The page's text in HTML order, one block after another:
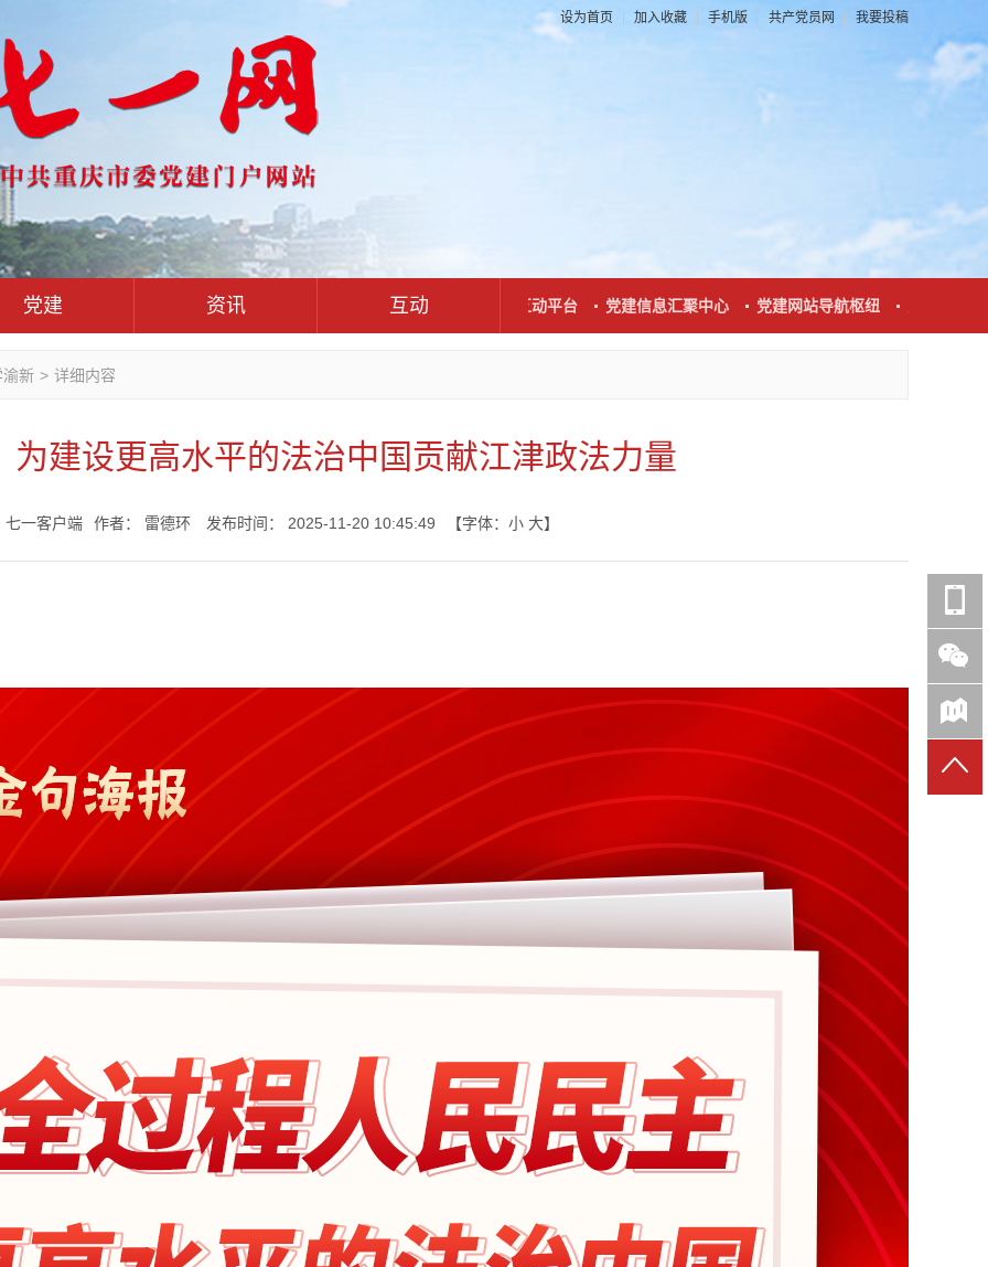
设为首页 | 加入收藏 | 手机版 | 共产党员网 | 我要投稿
党建
干部工作
层组织建设
资讯
党务知识
七一书院
互动
党建头条微信公众号
党群联系互动平台 党建信息汇聚中心 党建网站导航枢纽 党建新闻发
渝新 > 详细内容
为建设更高水平的法治中国贡献江津政法力量
七一客户端 作者： 雷德环 发布时间： 2025-11-20 10:45:49 【字体： 小 大】